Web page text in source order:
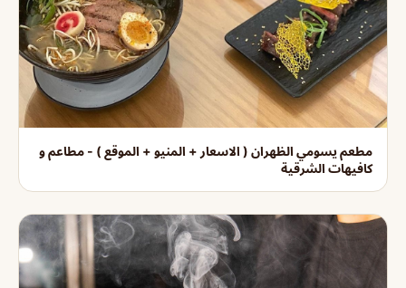
مطعم يسومي الظهران ( الاسعار + المنيو + الموقع ) - مطاعم و
كافيهات الشرقية